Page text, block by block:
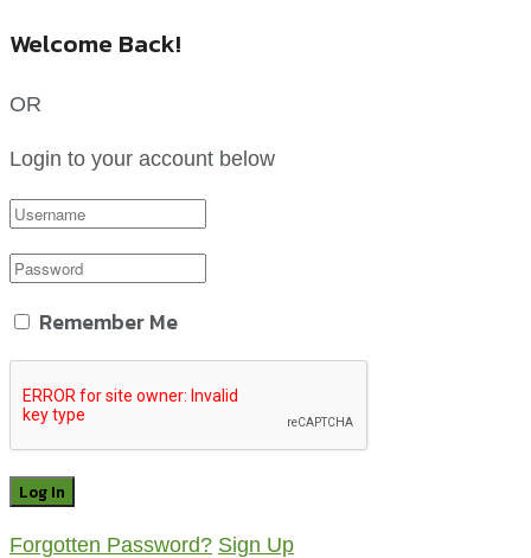
Welcome Back!
OR
Login to your account below
Remember Me
Forgotten Password? Sign Up